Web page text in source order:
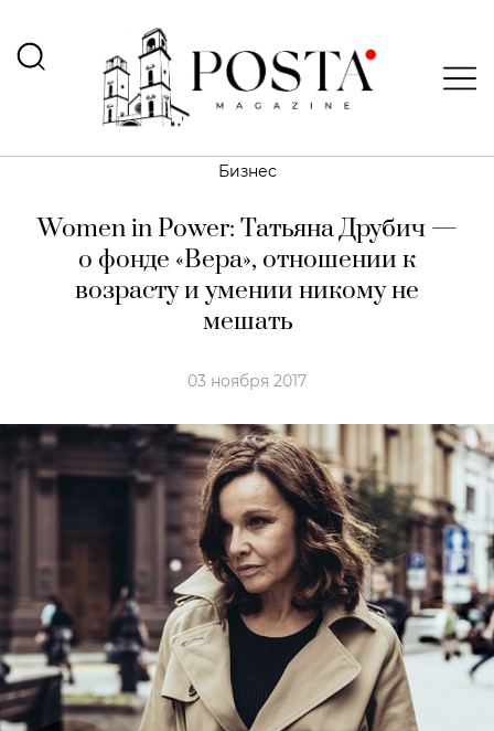
Бизнес
Women in Power: Татьяна Друбич —
о фонде «Вера», отношении к
возрасту и умении никому не
мешать
03 ноября 2017